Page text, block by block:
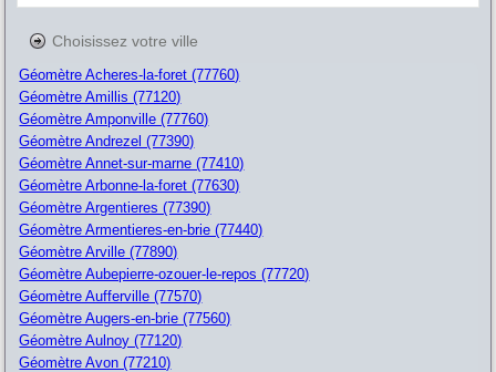
Choisissez votre ville
Géomètre Acheres-la-foret (77760)
Géomètre Amillis (77120)
Géomètre Amponville (77760)
Géomètre Andrezel (77390)
Géomètre Annet-sur-marne (77410)
Géomètre Arbonne-la-foret (77630)
Géomètre Argentieres (77390)
Géomètre Armentieres-en-brie (77440)
Géomètre Arville (77890)
Géomètre Aubepierre-ozouer-le-repos (77720)
Géomètre Aufferville (77570)
Géomètre Augers-en-brie (77560)
Géomètre Aulnoy (77120)
Géomètre Avon (77210)